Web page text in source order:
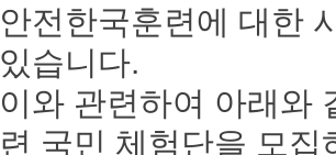
안전한국훈련에 대한
있습니다.
이와 관련하여 아래와
련 국민 체험단을 모집